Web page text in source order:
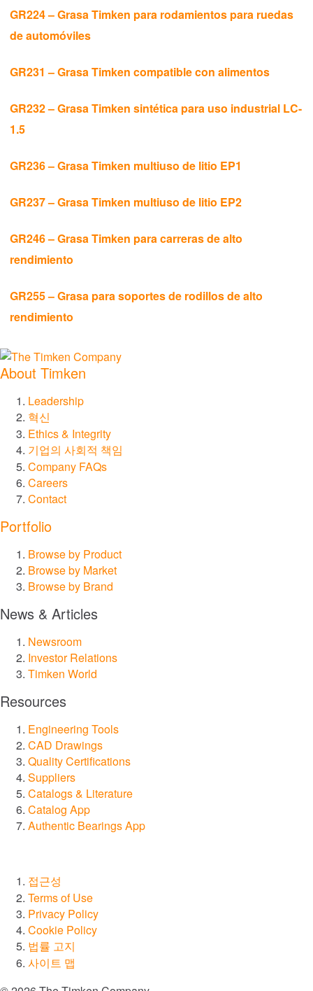
Lovejoy 커플링
Torsional Control 커플링
정밀 기어
모든 시장 둘러보기
GR224 – Grasa Timken para rodamientos para ruedas
de automóviles
GR231 – Grasa Timken compatible con alimentos
GR232 – Grasa Timken sintética para uso industrial LC-
1.5
GR236 – Grasa Timken multiuso de litio EP1
GR237 – Grasa Timken multiuso de litio EP2
GR246 – Grasa Timken para carreras de alto
rendimiento
GR255 – Grasa para soportes de rodillos de alto
rendimiento
About Timken
Leadership
혁신
Ethics & Integrity
기업의 사회적 책임
Company FAQs
Careers
Contact
Portfolio
Browse by Product
Browse by Market
Browse by Brand
News & Articles
Newsroom
Investor Relations
Timken World
Resources
Engineering Tools
CAD Drawings
Quality Certifications
Suppliers
Catalogs & Literature
Catalog App
Authentic Bearings App
접근성
Terms of Use
Privacy Policy
Cookie Policy
법률 고지
사이트 맵